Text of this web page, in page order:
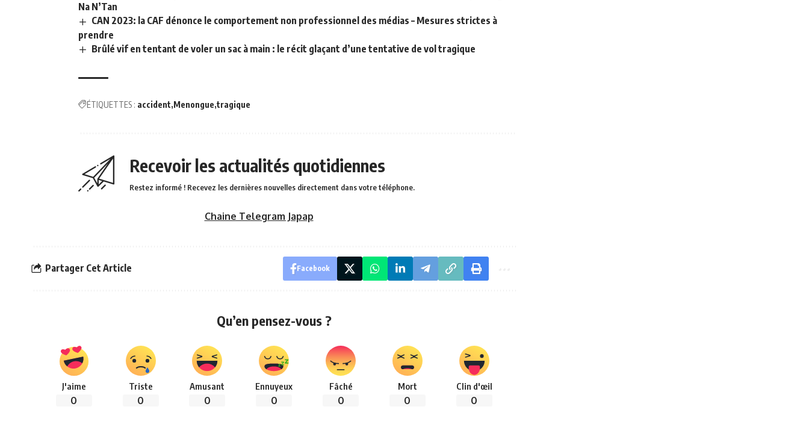
Na N’Tan
CAN 2023: la CAF dénonce le comportement non professionnel des médias – Mesures strictes à
prendre
Brûlé vif en tentant de voler un sac à main : le récit glaçant d’une tentative de vol tragique
ÉTIQUETTES : accident Menongue tragique
Recevoir les actualités quotidiennes
Restez informé ! Recevez les dernières nouvelles directement dans votre téléphone.
Chaine Telegram Japap
Partager Cet Article Facebook
Qu’en pensez-vous ?
J'aime
0
Triste
0
Amusant
0
Ennuyeux
0
Fâché
0
Mort
0
Clin d'œil
0